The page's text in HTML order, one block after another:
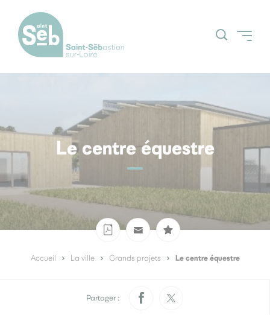
Accueil
Actualités
Agenda
Découvrir la ville Grands projets
Nos grands
évènements
Espace Citoyens
(Guichetnumerik)
d’identité
Le centre équestre
Accueil La ville Grands projets Le centre équestre
Partager :